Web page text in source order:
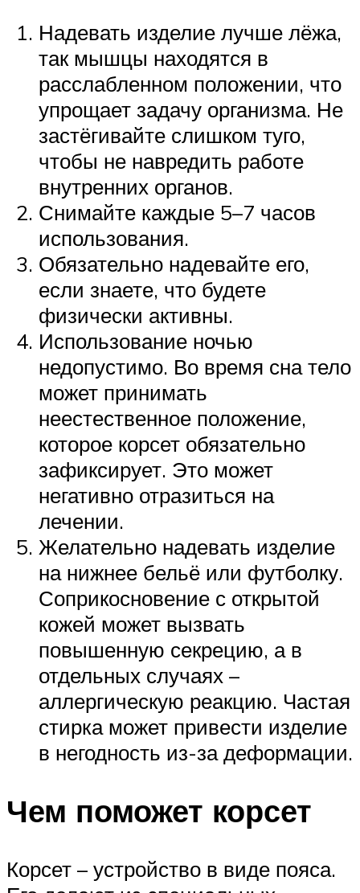
Надевать изделие лучше лёжа,
так мышцы находятся в
расслабленном положении, что
упрощает задачу организма. Не
застёгивайте слишком туго,
чтобы не навредить работе
внутренних органов.
Снимайте каждые 5–7 часов
использования.
Обязательно надевайте его,
если знаете, что будете
физически активны.
Использование ночью
недопустимо. Во время сна тело
может принимать
неестественное положение,
которое корсет обязательно
зафиксирует. Это может
негативно отразиться на
лечении.
Желательно надевать изделие
на нижнее бельё или футболку.
Соприкосновение с открытой
кожей может вызвать
повышенную секрецию, а в
отдельных случаях –
аллергическую реакцию. Частая
стирка может привести изделие
в негодность из-за деформации.
Чем поможет корсет
Корсет – устройство в виде пояса.